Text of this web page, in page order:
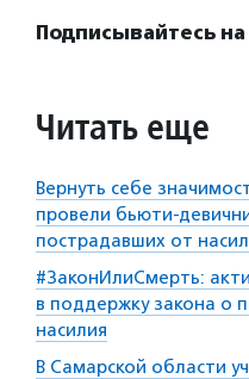
Подписывайтесь
Читать еще
Вернуть себе
провели бьюти-
пострадавших от
#ЗаконИлиСмерть:
в поддержку закона о
насилия
В Самарской области